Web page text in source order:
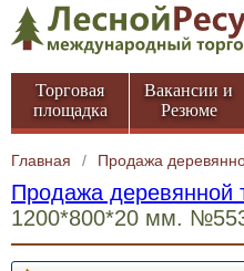
Торговая
площадка
Вакансии и
Резюме
Главная / Продажа
Продажа деревянной
1200*800*20 мм.